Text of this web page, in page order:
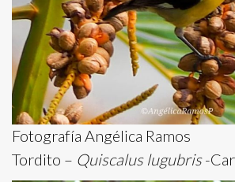
Fotografía Angélica Ramos
Tordito – Quiscalus lugubris-